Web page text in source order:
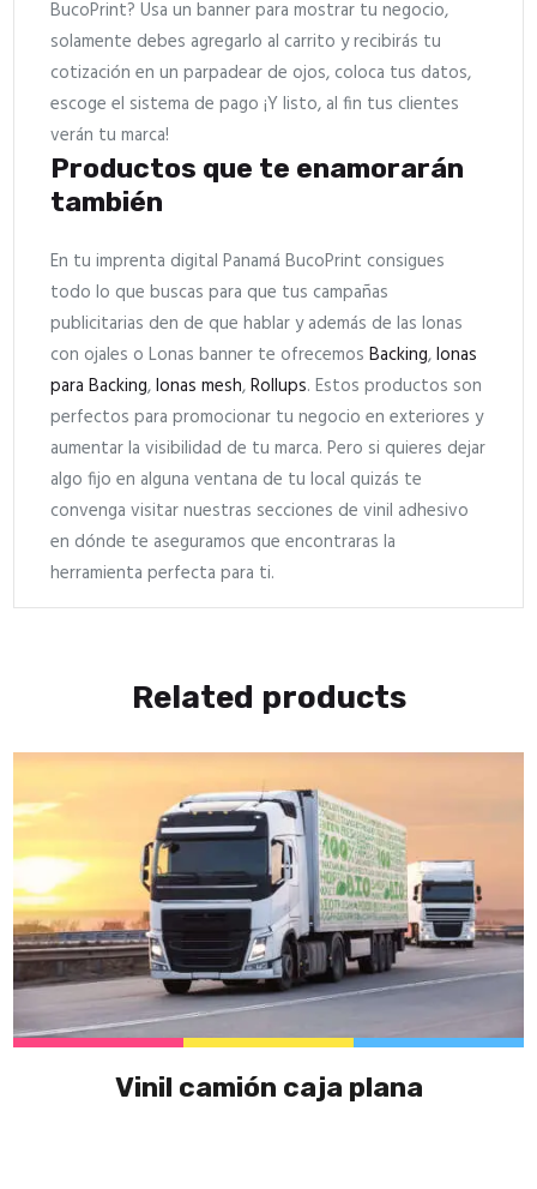
BucoPrint? Usa un banner para mostrar tu negocio,
solamente debes agregarlo al carrito y recibirás tu
cotización en un parpadear de ojos, coloca tus datos,
escoge el sistema de pago ¡Y listo, al fin tus clientes
verán tu marca!
Productos que te enamorarán
también
En tu imprenta digital Panamá BucoPrint consigues
todo lo que buscas para que tus campañas
publicitarias den de que hablar y además de las lonas
con ojales o Lonas banner te ofrecemosBacking,lonas
para Backing,lonas mesh,Rollups. Estos productos son
perfectos para promocionar tu negocio en exteriores y
aumentar la visibilidad de tu marca. Pero si quieres dejar
algo fijo en alguna ventana de tu local quizás te
convenga visitar nuestras secciones de vinil adhesivo
en dónde te aseguramos que encontraras la
herramienta perfecta para ti.
Related products
Vinil camión caja plana